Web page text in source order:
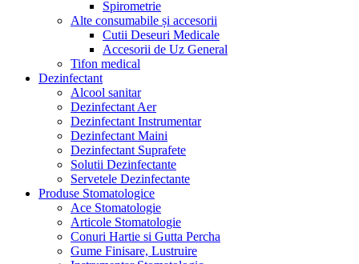
Spirometrie
Alte consumabile și accesorii
Cutii Deseuri Medicale
Accesorii de Uz General
Tifon medical
Dezinfectant
Alcool sanitar
Dezinfectant Aer
Dezinfectant Instrumentar
Dezinfectant Maini
Dezinfectant Suprafete
Solutii Dezinfectante
Servetele Dezinfectante
Produse Stomatologice
Ace Stomatologie
Articole Stomatologie
Conuri Hartie si Gutta Percha
Gume Finisare, Lustruire